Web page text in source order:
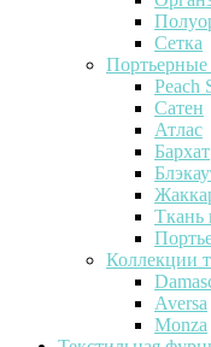
Сетка
Портьерные
Peach
Сатен
Атлас
Бархат
Ткань
Коллекции
Aversa
Monza